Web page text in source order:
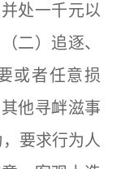
处一千元以
二）追逐、
或者任意损
他寻衅滋事
要求行为人